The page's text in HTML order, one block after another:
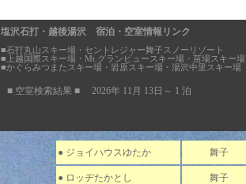
塩沢石打・越後湯沢 宿泊・空室情報リンク
■石打丸山スキー場・セントレジャー舞子スノーリゾート
■上越国際スキー場・Mt.グランビュースキー場・苗場スキー場
■かぐらみつまたスキー場・岩原スキー場・湯沢中里スキー場
■ 空室検索結果 ■ 2026年 11月 13日～ 1 泊
● ジョイハウスゆたか 舞子
● ロッヂたかとし 舞子